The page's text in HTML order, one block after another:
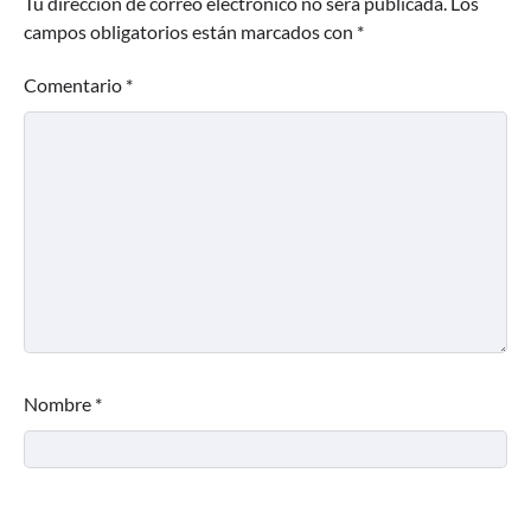
campos obligatorios están marcados con *
Comentario *
Nombre *